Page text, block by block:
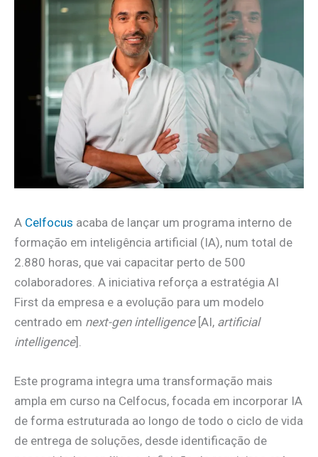
A Celfocus acaba de lançar um programa interno de
formação em inteligência artificial (IA), num total de
2.880 horas, que vai capacitar perto de 500
colaboradores. A iniciativa reforça a estratégia AI
First da empresa e a evolução para um modelo
centrado em next-gen intelligence[AI, artificial
intelligence].
Este programa integra uma transformação mais
ampla em curso na Celfocus, focada em incorporar IA
de forma estruturada ao longo de todo o ciclo de vida
de entrega de soluções, desde identificação de